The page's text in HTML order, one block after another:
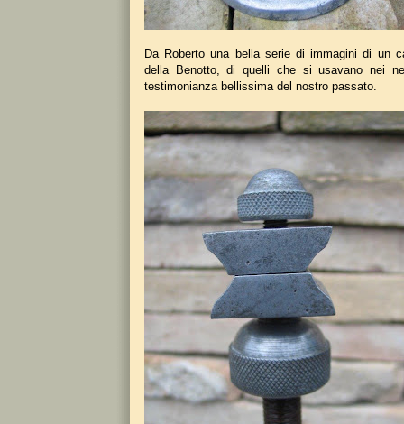
Da Roberto una bella serie di immagini di un
della Benotto, di quelli che si usavano nei
testimonianza bellissima del nostro passato.